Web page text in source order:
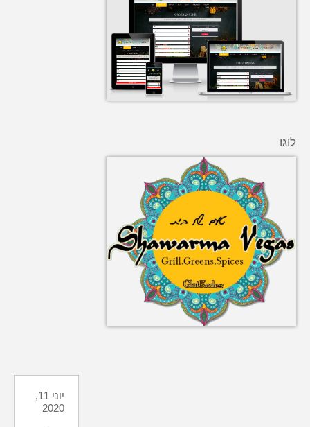
לוגו
יוני 11,
2020